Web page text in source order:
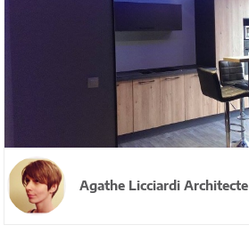
Agathe Licciardi Architecte